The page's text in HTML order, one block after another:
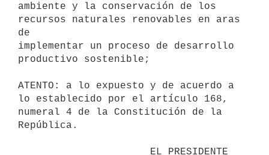
ambiente y la conservación de los
recursos naturales renovables en aras
de
implementar un proceso de desarrollo
productivo sostenible;
ATENTO: a lo expuesto y de acuerdo a
lo establecido por el artículo 168,
numeral 4 de la Constitución de la
República.